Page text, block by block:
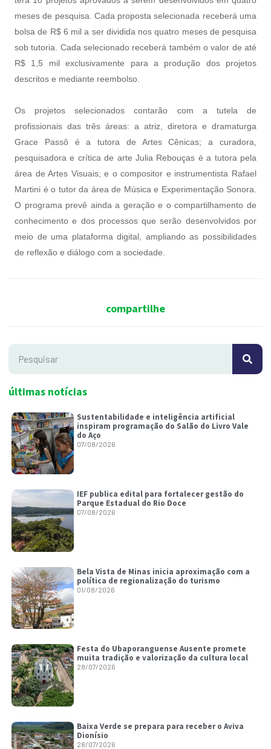
meses de pesquisa. Cada proposta selecionada receberá uma
bolsa de R$ 6 mil a ser dividida nos quatro meses de pesquisa
sob tutoria. Cada selecionado receberá também o valor de até
R$ 1,5 mil exclusivamente para a produção dos projetos
descritos e mediante reembolso.
Os projetos selecionados contarão com a tutela de
profissionais das três áreas: a atriz, diretora e dramaturga
Grace Passô é a tutora de Artes Cênicas; a curadora,
pesquisadora e crítica de arte Julia Rebouças é a tutora pela
área de Artes Visuais; e o compositor e instrumentista Rafael
Martini é o tutor da área de Música e Experimentação Sonora.
O programa prevê ainda a geração e o compartilhamento de
conhecimento e dos processos que serão desenvolvidos por
meio de uma plataforma digital, ampliando as possibilidades
de reflexão e diálogo com a sociedade.
compartilhe
últimas notícias
Sustentabilidade e inteligência artificial
inspiram programação do Salão do Livro Vale
do Aço
07/08/2026
IEF publica edital para fortalecer gestão do
Parque Estadual do Rio Doce
07/08/2026
Bela Vista de Minas inicia aproximação com a
política de regionalização do turismo
01/08/2026
Festa do Ubaporanguense Ausente promete
muita tradição e valorização da cultura local
28/07/2026
Baixa Verde se prepara para receber o Aviva
Dionísio
28/07/2026